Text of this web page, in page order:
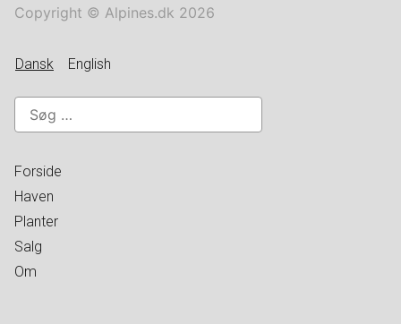
Copyright © Alpines.dk 2026
Dansk English
Søg
efter:
Forside
Haven
Planter
Salg
Om